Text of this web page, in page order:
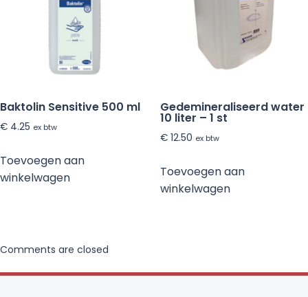
Baktolin Sensitive 500 ml
€ 4.25 ex btw
Toevoegen aan
winkelwagen
Gedemineraliseerd water
10 liter – 1 st
€12.50 ex btw
Toevoegen aan
winkelwagen
Comments are closed